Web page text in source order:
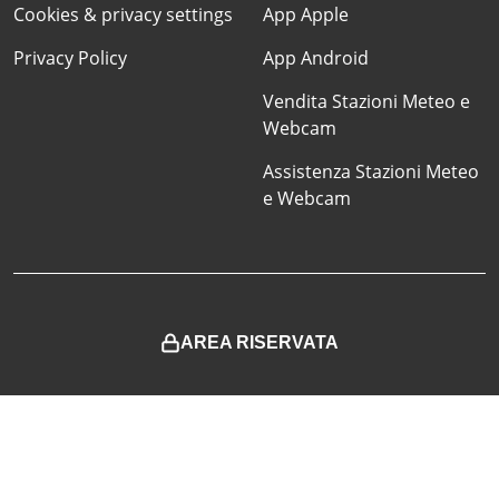
Cookies & privacy settings
Privacy Policy
App Apple
App Android
Vendita Stazioni Meteo e
Webcam
Assistenza Stazioni Meteo
e Webcam
AREA RISERVATA